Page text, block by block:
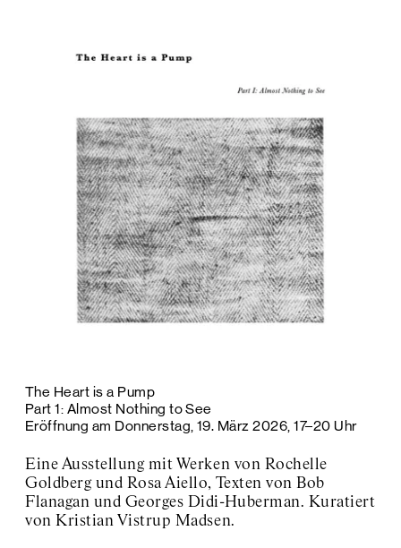
The Heart is a Pump
Part 1: Almost Nothing to See
Eröffnung am Donnerstag, 19. März 2026, 17–20 Uhr
Eine Ausstellung mit Werken von Rochelle
Goldberg und Rosa Aiello, Texten von Bob
Flanagan und Georges Didi-Huberman. Kuratiert
von Kristian Vistrup Madsen.